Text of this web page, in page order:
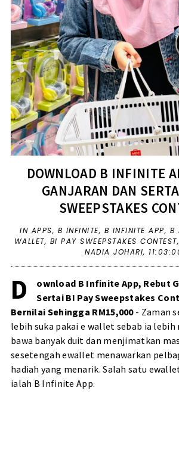
DOWNLOAD B INFINITE
GANJARAN DAN
SWEEPSTAKES
IN APPS, B INFINITE, B INFINITE APP, B
WALLET, BI PAY SWEEPSTAKES CONTEST,
NADIA JOHARI,
D
ownload B Infinite App, Rebut
Sertai BI Pay Sweepstakes
Bernilai Sehingga RM15,000 - Zaman
lebih suka pakai e wallet sebab ia
bawa banyak duit dan menjimatkan
sesetengah ewallet menawarkan
hadiah yang menarik. Salah satu
ialah B Infinite App.